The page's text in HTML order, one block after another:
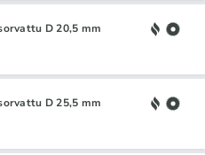
D 20,5 mm
D 25,5 mm